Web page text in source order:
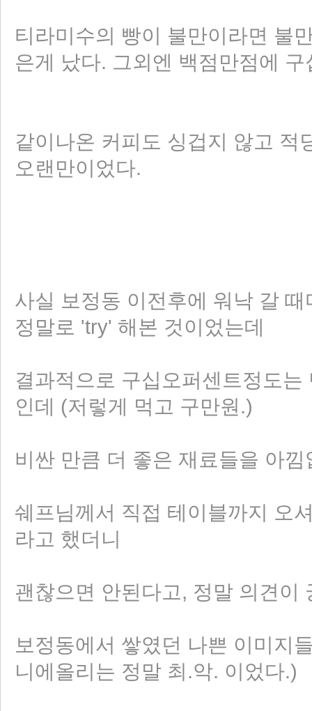
티라미수의 빵이 불만이라면 불
은게 났다. 그외엔 백점만점에 구
같이나온 커피도 싱겁지 않고 적
오랜만이었다.
사실 보정동 이전후에 워낙 갈
정말로 'try' 해본 것이었는데
결과적으로 구십오퍼센트정도
인데 (저렇게 먹고 구만원.)
비싼 만큼 더 좋은 재료들을 아
쉐프님께서 직접 테이블까지 오
라고 했더니
괜찮으면 안된다고, 정말 의견이
보정동에서 쌓였던 나쁜 이미지
니에올리는 정말 최.악. 이었다.)